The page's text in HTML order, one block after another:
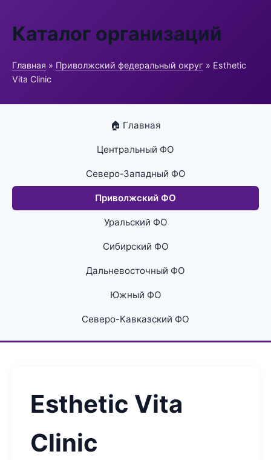
Каталог организаций
Главная » Приволжский федеральный округ » Esthetic
Vita Clinic
🏠 Главная
Центральный ФО
Северо-Западный ФО
Приволжский ФО
Уральский ФО
Сибирский ФО
Дальневосточный ФО
Южный ФО
Северо-Кавказский ФО
Esthetic Vita
Clinic